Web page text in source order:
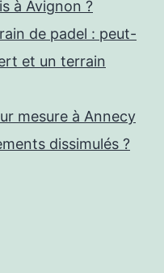
à Avignon ?
de padel : peut-
et un terrain
mesure à Annecy
dissimulés ?